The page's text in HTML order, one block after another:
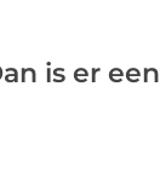
is er een